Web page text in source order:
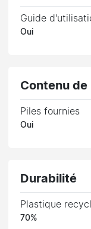
Guide
Oui
Contenu
Piles fournies
Oui
Durabilité
Plastique
70%